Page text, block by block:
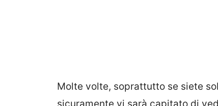
Molte volte, soprattutto se siete